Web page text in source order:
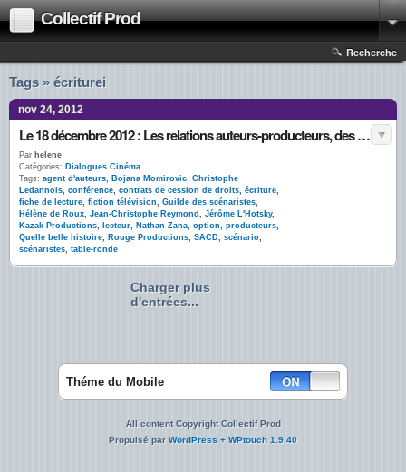
Collectif Prod
Recherche
Tags » écriturei
nov 24, 2012
Le 18 décembre 2012 : Les relations auteurs-producteurs, des engagements mutuels – VIDEO DISPONIBLE
Par helene
Catégories: Dialogues Cinéma
Tags: agent d'auteurs, Bojana Momirovic, Christophe
Ledannois, conférence, contrats de cession de droits, écriture,
fiche de lecture, fiction télévision, Guilde des scénaristes,
Hélène de Roux, Jean-Christophe Reymond , Jérôme L'Hotsky,
Kazak Productions, lecteur, Nathan Zana, option, producteurs,
Quelle belle histoire, Rouge Productions, SACD, scénario,
scénaristes, table-ronde
Charger plus
d'entrées...
Théme du Mobile
All content Copyright Collectif Prod
Propulsé parWordPress + WPtouch 1.9.40